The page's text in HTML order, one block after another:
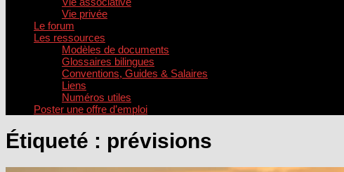
Vie privée
Le forum
Les ressources
Modèles de documents
Glossaires bilingues
Conventions, Guides & Salaires
Liens
Numéros utiles
Poster une offre d’emploi
Étiqueté : prévisions